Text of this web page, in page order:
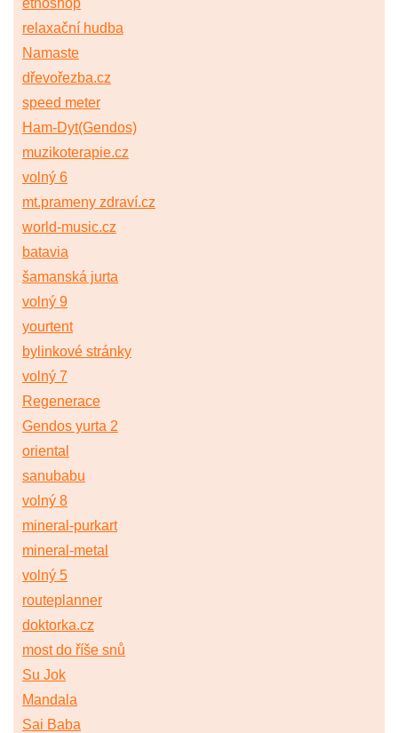
etnoshop
relaxační hudba
Namaste
dřevořezba.cz
speed meter
Ham-Dyt(Gendos)
muzikoterapie.cz
volný 6
mt.prameny zdraví.cz
world-music.cz
batavia
šamanská jurta
volný 9
yourtent
bylinkové stránky
volný 7
Regenerace
Gendos yurta 2
oriental
sanubabu
volný 8
mineral-purkart
mineral-metal
volný 5
routeplanner
doktorka.cz
most do říše snů
Su Jok
Mandala
Sai Baba